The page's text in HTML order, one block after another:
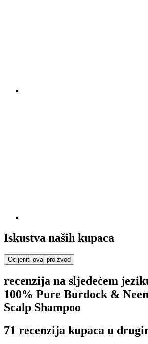
Iskustva naših kupaca
Ocijeniti ovaj proizvod
recenzija na sljedećem
100% Pure Burdock &
Scalp Shampoo
71 recenzija kupaca u